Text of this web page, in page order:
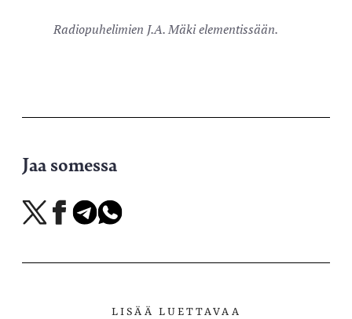
Radiopuhelimien J.A. Mäki elementissään.
Jaa somessa
Jaa
X-
Jaa
Facebookissa
Jaa
Telegramissa
Jaa
WhatsAppissa
LISÄÄ LUETTAVAA